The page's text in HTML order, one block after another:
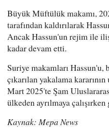
Büyük Müftülük makamı,
tarafından kaldırılarak
Ancak Hassun'un rejim ile
kadar devam etti.
Suriye makamları Hassun'u,
çıkarılan yakalama
Mart 2025'te Şam
ülkeden ayrılmaya çalışırken
Kaynak: Mepa News